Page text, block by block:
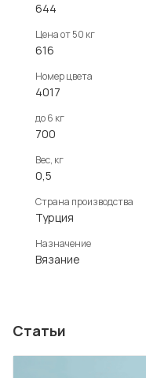
644
Цена от 50 кг
616
Номер цвета
4017
до 6 кг
700
Вес, кг
0,5
Страна производства
Турция
Назначение
Вязание
Статьи